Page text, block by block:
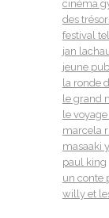
cinéma
des
festival
jan
jeune
la ronde
le grand
le
marcela
masaaki
paul king
un conte
willy et